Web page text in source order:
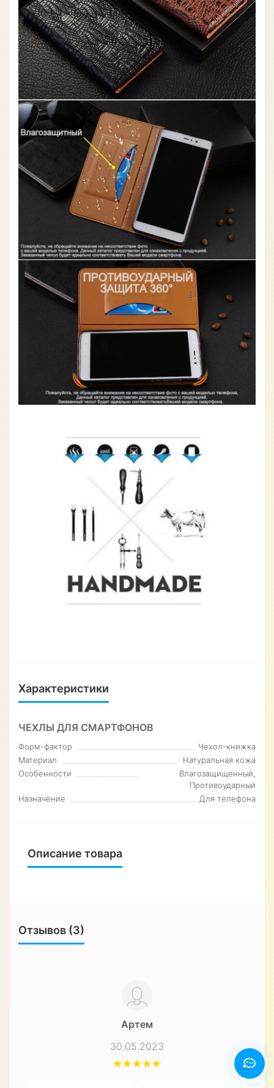
Характеристики
ЧЕХЛЫ ДЛЯ СМАРТФОНОВ
Форм-фактор
Чехол-книжка
Материал
Натуральная кожа
Особенности
Влагозащищенный,
Противоударный
Назначение
Для телефона
Описание товара
Отзывов (3)
Артем
30.05.2023